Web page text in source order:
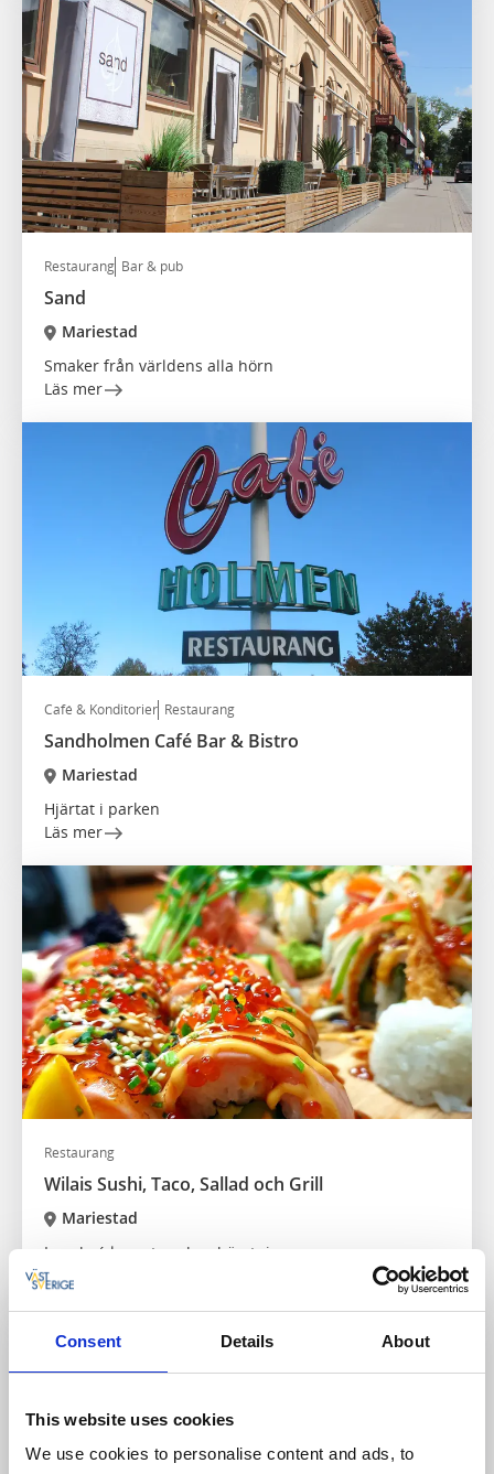
Consent Details About
This website uses cookies
We use cookies to personalise content and ads, to
Restaurang Bar & pub
Sand
Mariestad
Smaker från världens alla hörn
Läs mer
Café & Konditorier Restaurang
Sandholmen Café Bar & Bistro
Mariestad
Hjärtat i parken
Läs mer
Restaurang
Wilais Sushi, Taco, Sallad och Grill
Mariestad
Lunch, á la carte och avhämtning
Läs mer